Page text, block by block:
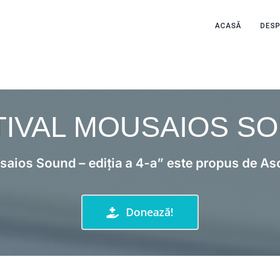
ACASĂ
MOUSAIOS
Sound – ediția a 4-a” este propus de
Donează!